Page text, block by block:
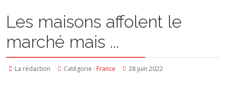
Les maisons affolent le
marché mais ...
La rédaction Catégorie : France 28 juin 2022